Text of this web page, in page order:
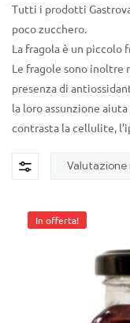
Tutti i prodotti
poco zucchero.
La fragola è un piccolo
Le fragole sono inoltre
presenza di
la loro assunzione
contrasta la cellulite,
In offerta!